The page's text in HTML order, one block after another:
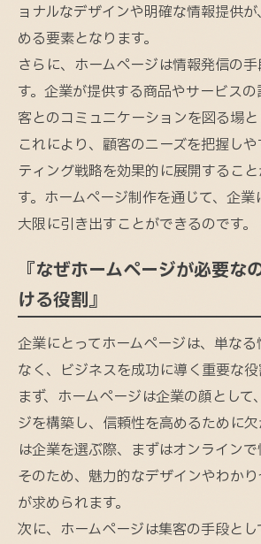
ョナルなデザインや明確な情報提供
める要素となります。
さらに、ホームページは情報発信の
す。企業が提供する商品やサービス
客とのコミュニケーションを図る場と
これにより、顧客のニーズを把握し
ティング戦略を効果的に展開するこ
す。ホームページ制作を通じて、企
大限に引き出すことができるのです。
『なぜホームページが必要な
ける役割』
企業にとってホームページは、単な
なく、ビジネスを成功に導く重要な役
まず、ホームページは企業の顔として
ジを構築し、信頼性を高めるために
は企業を選ぶ際、まずはオンラインで
そのため、魅力的なデザインやわか
が求められます。
次に、ホームページは集客の手段とし